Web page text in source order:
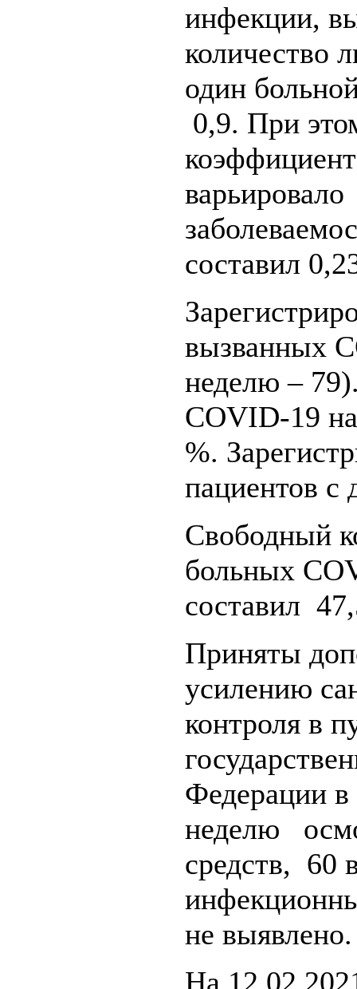
инфекции,
количество
один
0,9. При
составил
вызванных
неделю –
COVID-19
%.
пациентов с
Свободный
больных
составил
Приняты
усилению
контроля в
Федерации
неделю
средств, 60
не выявлено.
На